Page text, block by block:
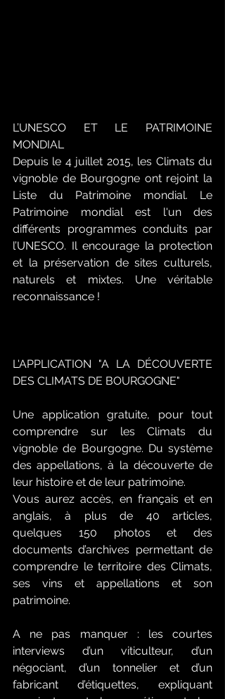
L’UNESCO ET LE PATRIMOINE
MONDIAL
Depuis le 4 juillet 2015, les Climats du
vignoble de Bourgogne ont rejoint la
Liste du Patrimoine mondial. Le
Patrimoine mondial est l'un des
différents programmes conduits par
l’UNESCO. Il encourage la protection
et la préservation de sites culturels,
naturels et mixtes. Une véritable
reconnaissance !
L'APPLICATION "A LA DÉCOUVERTE
DES CLIMATS DE BOURGOGNE"
Une application gratuite, pour tout
comprendre sur les Climats du
vignoble de Bourgogne. Du système
des appellations, à la découverte de
leur histoire et de leur patrimoine.
Vous aurez accès, en français et en
anglais, à plus de 40 articles,
quelques 150 photos et des
documents d’archives permettant de
comprendre le territoire des Climats,
ses vins et appellations et son
patrimoine.
A ne pas manquer : les courtes
interviews d’un viticulteur, d’un
négociant, d’un tonnelier et d’un
fabricant d’étiquettes, expliquant